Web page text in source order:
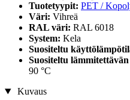
Tuotetyypit: PET /
Väri: Vihreä
RAL väri: RAL 6018
System: Kela
Suositeltu
Suositeltu
90 °C
Kuvaus